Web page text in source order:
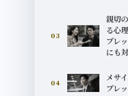
03
親切
る心
プレ
にも
04
メサ
プレ